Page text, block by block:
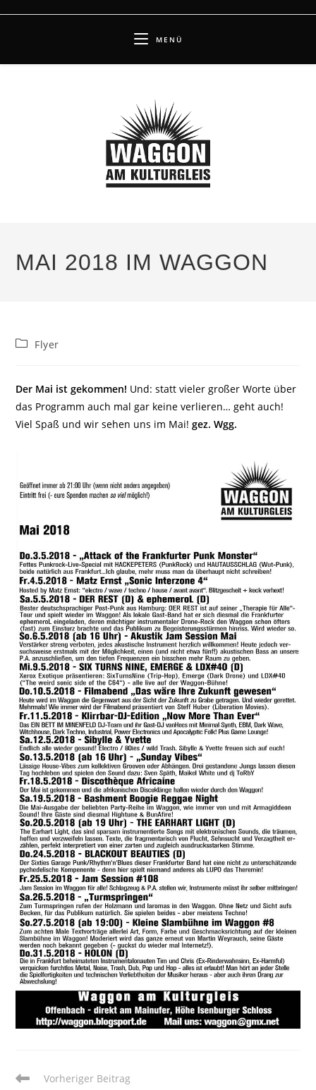
MENÜ
MAI 2018 IM WAGGON
Beitrags-
Flyer
Der Mai ist gekommen! Und: statt vieler großer Worte über
das Programm auch mal gar keine verlieren… geht auch!
Viel Spaß und wir sehen uns im Mai!gez. Wgg.
WeitereVorheriger Beitrag